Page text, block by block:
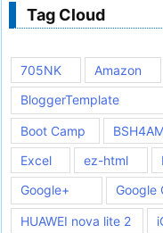
Tag Cloud
705NK Amazon
BloggerTemplate
Boot Camp
Excel
ez-html
Google+
Google
HUAWEI nova lite 2